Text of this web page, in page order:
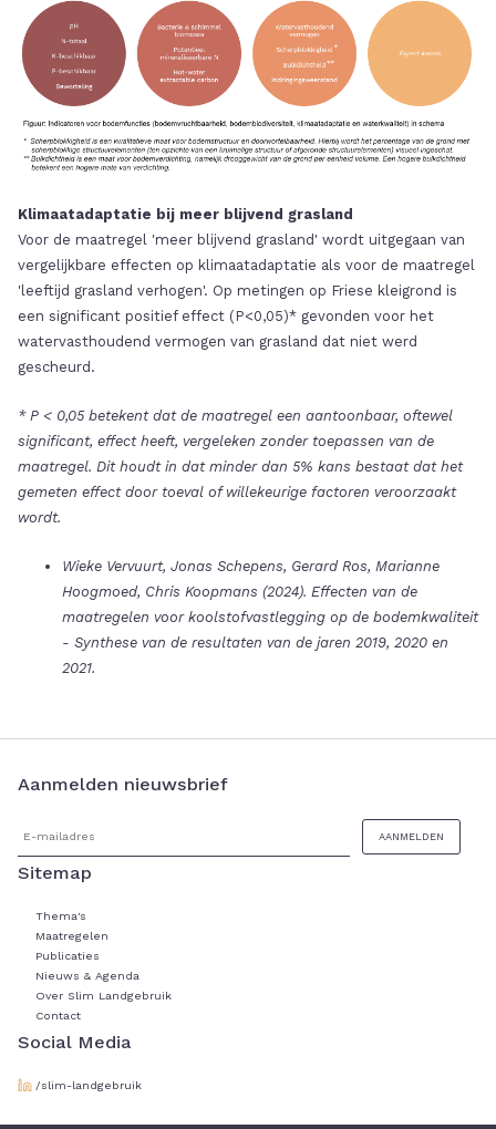
Klimaatadaptatie bij meer blijvend grasland
Voor de maatregel 'meer blijvend grasland' wordt uitgegaan van
vergelijkbare effecten op klimaatadaptatie als voor de maatregel
'leeftijd grasland verhogen'. Op metingen op Friese kleigrond is
een significant positief effect (P<0,05)* gevonden voor het
watervasthoudend vermogen van grasland dat niet werd
gescheurd.
* P < 0,05 betekent dat de maatregel een aantoonbaar, oftewel
significant, effect heeft, vergeleken zonder toepassen van de
maatregel. Dit houdt in dat minder dan 5% kans bestaat dat het
gemeten effect door toeval of willekeurige factoren veroorzaakt
wordt.
Wieke Vervuurt, Jonas Schepens, Gerard Ros, Marianne
Hoogmoed, Chris Koopmans (2024). Effecten van de
maatregelen voor koolstofvastlegging op de bodemkwaliteit
- Synthese van de resultaten van de jaren 2019, 2020 en
2021.
Aanmelden nieuwsbrief
Sitemap
Thema's
Maatregelen
Publicaties
Nieuws & Agenda
Over Slim Landgebruik
Contact
Social Media
/slim-landgebruik